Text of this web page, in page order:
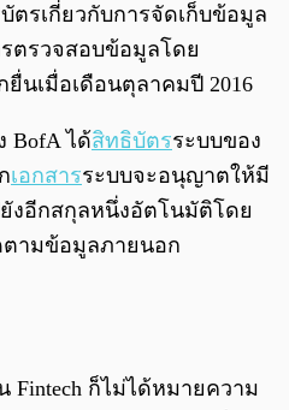
ตรเกี่ยวกับการจัดเก็บข้อมูล
รตรวจสอบข้อมูลโดย
นเมื่อเดือนตุลาคมปี 2016
BofA ได้สิทธิบัตรระบบของ
เอกสารระบบจะอนุญาตให้มี
งอีกสกุลหนึ่งอัตโนมัติโดย
ตามข้อมูลภายนอก
ก็ไม่ได้หมายความ